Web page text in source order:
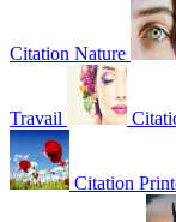
Citation Nature
Travail
Citation